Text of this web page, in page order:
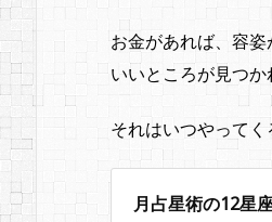
お金があれば、容姿
いいところが見つか
それはいつやってく
月占星術の12星